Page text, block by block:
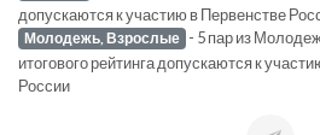
допускаются к участию в Первенстве
Молодежь, Взрослые - 5 пар из
итогового рейтинга допускаются к
России